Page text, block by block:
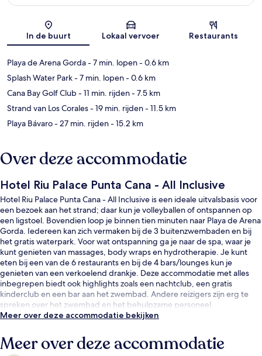
Kaart
In de buurt Lokaal vervoer Restaurants
Playa de Arena Gorda- 7 min. lopen- 0.6 km
Splash Water Park- 7 min. lopen- 0.6 km
Cana Bay Golf Club- 11 min. rijden- 7.5 km
Strand van Los Corales- 19 min. rijden- 11.5 km
Playa Bávaro- 27 min. rijden- 15.2 km
Over deze accommodatie
Hotel Riu Palace Punta Cana - All Inclusive
Hotel Riu Palace Punta Cana - All Inclusive is een ideale uitvalsbasis voor
een bezoek aan het strand; daar kun je volleyballen of ontspannen op
een ligstoel. Bovendien loop je binnen tien minuten naar Playa de Arena
Gorda. Iedereen kan zich vermaken bij de 3 buitenzwembaden en bij
het gratis waterpark. Voor wat ontspanning ga je naar de spa, waar je
kunt genieten van massages, body wraps en hydrotherapie. Je kunt
eten bij een van de 6 restaurants en bij de 4 bars/lounges kun je
genieten van een verkoelend drankje. Deze accommodatie met alles
inbegrepen biedt ook highlights zoals een nachtclub, een gratis
kinderclub en een bar aan het zwembad. Andere reizigers zijn erg te
spreken over het zwembad en het behulpzame personeel.
Meer over deze accommodatie bekijken
Meer over deze accommodatie